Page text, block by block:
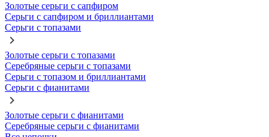
Золотые серьги с сапфиром
Серьги с сапфиром и бриллиантами
Серьги с топазами
Золотые серьги с топазами
Серебряные серьги с топазами
Серьги с топазом и бриллиантами
Серьги с фианитами
Золотые серьги с фианитами
Серебряные серьги с фианитами